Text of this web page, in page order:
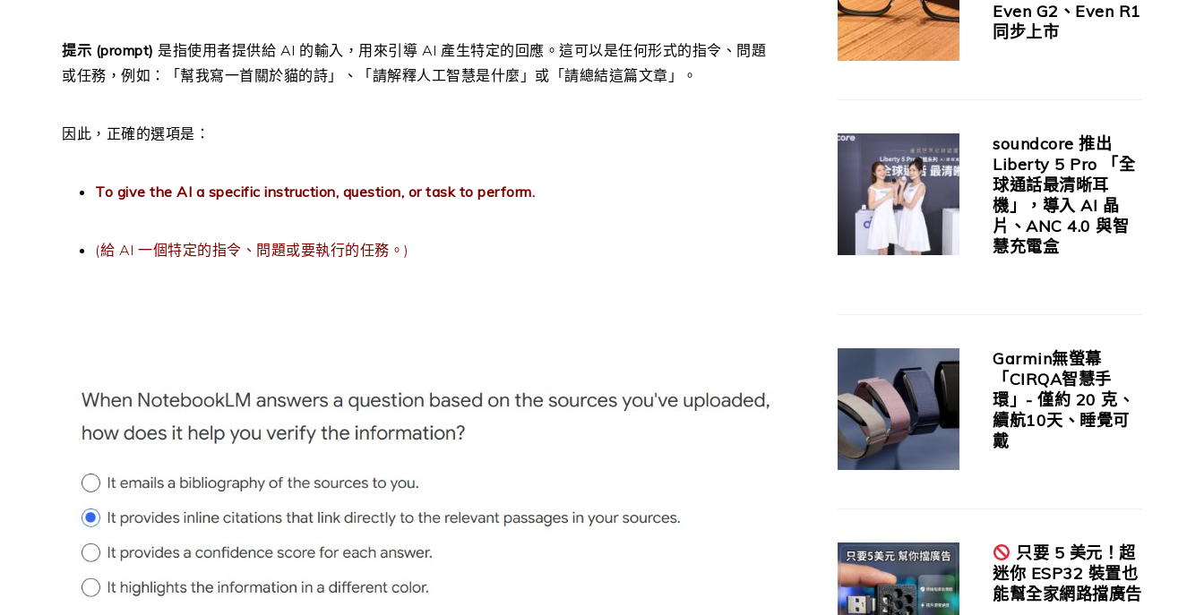
提示 (prompt) 是指使用者提供給 AI 的輸入，用來引導 AI 產生特定的回應。這可以是任何形式的指令、問題
或任務，例如：「幫我寫一首關於貓的詩」、「請解釋人工智慧是什麼」或「請總結這篇文章」。
因此，正確的選項是：
To give the AI a specific instruction, question, or task to perform.
(給 AI 一個特定的指令、問題或要執行的任務。)
Even G2、Even R1
同步上市
soundcore 推出
Liberty 5 Pro 「全
球通話最清晰耳
機」，導入 AI 晶
片、ANC 4.0 與智
慧充電盒
Garmin無螢幕
「CIRQA智慧手
環」- 僅約 20 克、
續航10天、睡覺可
戴
只要 5 美元！超
迷你 ESP32 裝置也
能幫全家網路擋廣告